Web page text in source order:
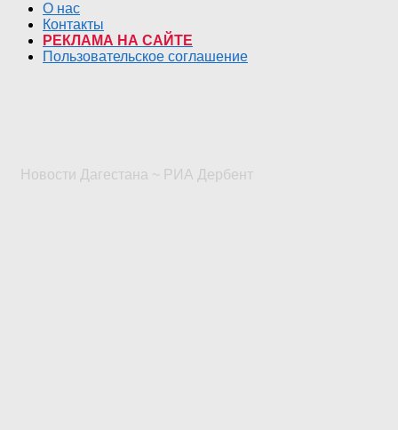
О нас
Контакты
РЕКЛАМА НА САЙТЕ
Пользовательское соглашение
Новости Дагестана ~ РИА Дербент